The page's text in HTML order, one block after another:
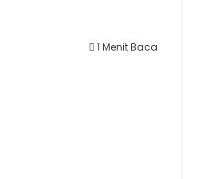
1 Menit Baca